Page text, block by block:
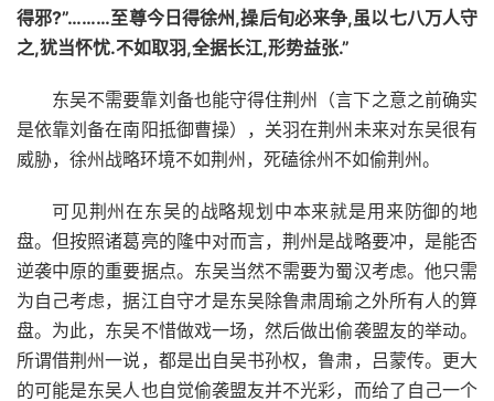
得邪?”………至尊今日得徐州,操后旬必来争,虽以七八万人守
之,犹当怀忧.不如取羽,全据长江,形势益张.”
东吴不需要靠刘备也能守得住荆州（言下之意之前确实
是依靠刘备在南阳抵御曹操），关羽在荆州未来对东吴很有
威胁，徐州战略环境不如荆州，死磕徐州不如偷荆州。
可见荆州在东吴的战略规划中本来就是用来防御的地
盘。但按照诸葛亮的隆中对而言，荆州是战略要冲，是能否
逆袭中原的重要据点。东吴当然不需要为蜀汉考虑。他只需
为自己考虑，据江自守才是东吴除鲁肃周瑜之外所有人的算
盘。为此，东吴不惜做戏一场，然后做出偷袭盟友的举动。
所谓借荆州一说，都是出自吴书孙权，鲁肃，吕蒙传。更大
的可能是东吴人也自觉偷袭盟友并不光彩，而给了自己一个